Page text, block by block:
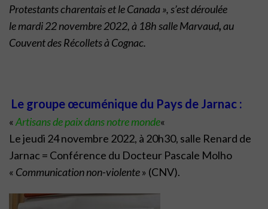
Protestants charentais et le Canada », s’est déroulée
le mardi 22 novembre 2022, à 18h salle Marvaud,au
Couvent des Récollets à Cognac.
Le groupe œcuménique du Pays de Jarnac :
«Artisans de paix dans notre monde«
Le jeudi 24 novembre 2022, à 20h30, salle Renard de
Jarnac = Conférence du Docteur Pascale Molho
« Communication non-violente» (CNV).